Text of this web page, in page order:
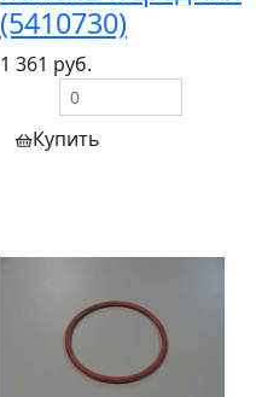
(5410730)
1 361 руб.
Купить